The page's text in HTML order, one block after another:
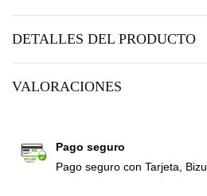
DETALLES DEL PRODUCTO
VALORACIONES
Pago seguro
Pago seguro con Tarjeta,